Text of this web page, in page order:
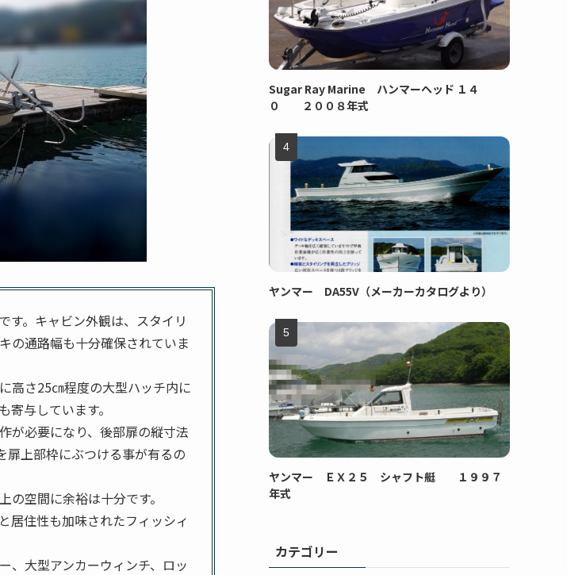
す。キャビン外観は、スタイリ
の通路幅も十分確保されていま
高さ25㎝程度の大型ハッチ内に
与しています。
が必要になり、後部扉の縦寸法
上部枠にぶつける事が有るの
空間に余裕は十分です。
居住性も加味されたフィッシィ
、大型アンカーウィンチ、ロッ
Sugar Ray Marine ハンマーヘッド １４
０ ２００８年式
ヤンマー DA55V（メーカーカタログより）
ヤンマー ＥＸ２５ シャフト艇 １９９７
年式
カテゴリー